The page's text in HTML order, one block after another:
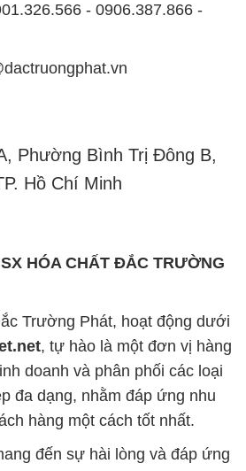
- 0906.387.866 -
Phường Bình Trị Đông B,
Hồ Chí Minh
HÓA CHẤT ĐẮC TRƯỜNG
Trường Phát, hoạt động dưới
, tự hào là một đơn vị hàng
doanh và phân phối các loại
đa dạng, nhằm đáp ứng nhu
hàng một cách tốt nhất.
đến sự hài lòng và đáp ứng